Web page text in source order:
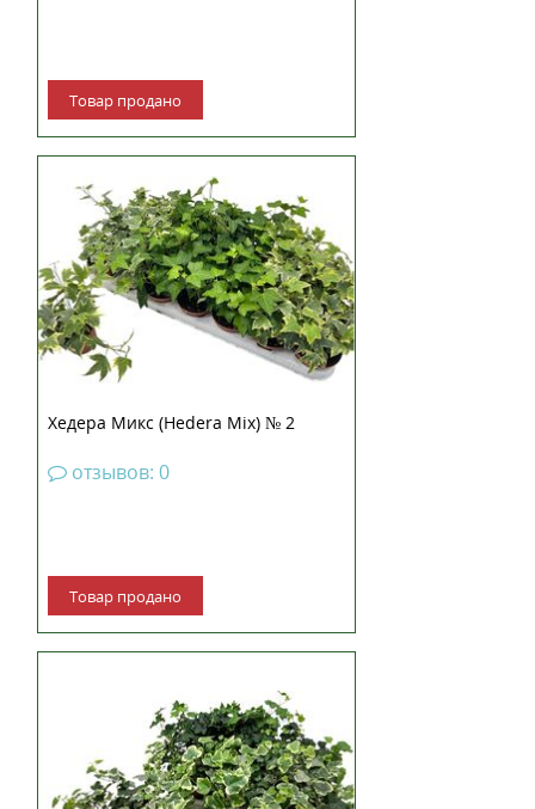
Товар продано
Хедера Микс (Hedera Mix) № 2
отзывов: 0
Товар продано